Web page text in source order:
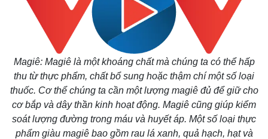
Tỷ giá
Chứng khoán
Giá cà phê
Magiê: Magiê là một khoáng chất mà chúng ta có thể hấp
thu từ thực phẩm, chất bổ sung hoặc thậm chí một số loại
thuốc. Cơ thể chúng ta cần một lượng magiê đủ để giữ cho
cơ bắp và dây thần kinh hoạt động. Magiê cũng giúp kiểm
soát lượng đường trong máu và huyết áp. Một số loại thực
phẩm giàu magiê bao gồm rau lá xanh, quả hạch, hạt và